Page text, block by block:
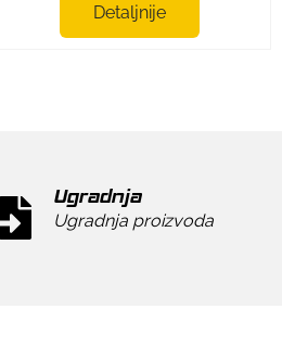
Detaljnije
Ugradnja
Ugradnja proizvoda